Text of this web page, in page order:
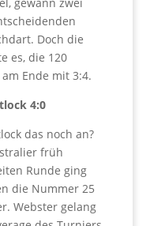
Doch die
es, die 120
Ende mit 3:4.
4:0
das noch an?
früh
Runde ging
die Nummer 25
Webster gelang